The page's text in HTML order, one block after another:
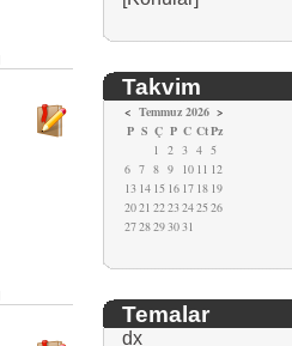
Takvim
< Temmuz 2026 >
P S Ç P C CtPz
1 2 3 4 5
6 7 8 9 10 11 12
13 14 15 16 17 18 19
2021 2223242526
2728293031
Temalar
dx